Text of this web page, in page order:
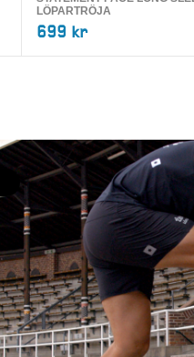
LÖPARTRÖJA
699 kr